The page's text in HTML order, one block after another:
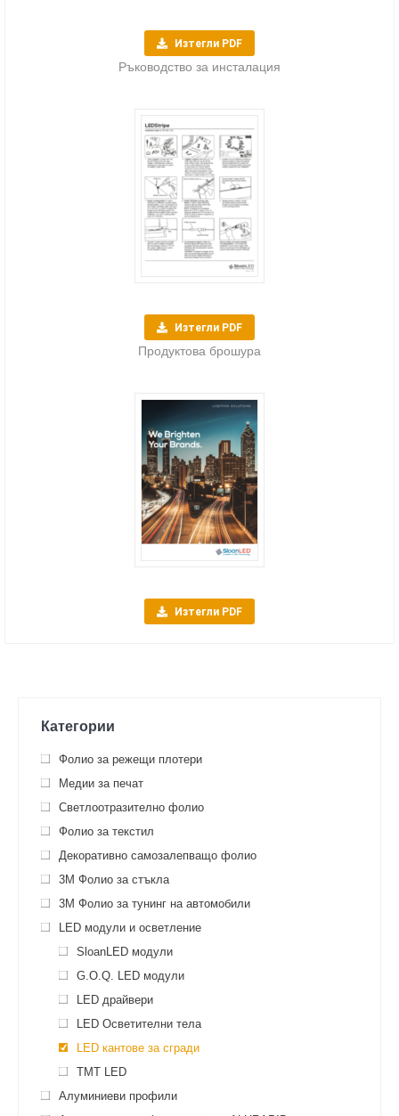
Изтегли PDF
Ръководство за инсталация
Изтегли PDF
Продуктова брошура
Изтегли PDF
Категории
Фолио за режещи плотери
Медии за печат
Светлоотразително фолио
Фолио за текстил
Декоративно самозалепващо фолио
3M Фолио за стъкла
3M Фолио за тунинг на автомобили
LED модули и осветление
SloanLED модули
G.O.Q. LED модули
LED драйвeри
LED Осветителни тела
LED кантове за сгради
TMT LED
Алуминиеви профили